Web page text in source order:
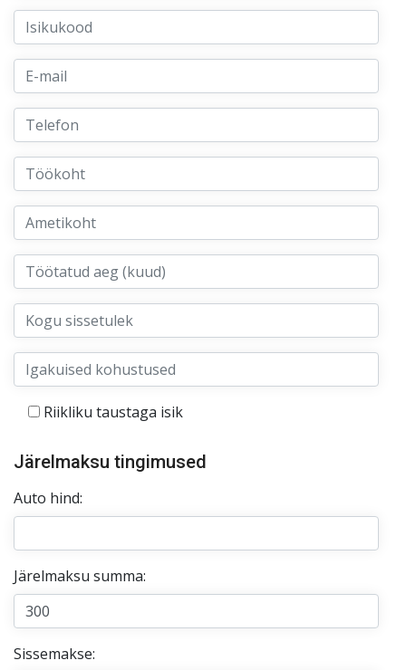
Riikliku taustaga isik
Järelmaksu tingimused
Auto hind:
Järelmaksu summa:
Sissemakse: